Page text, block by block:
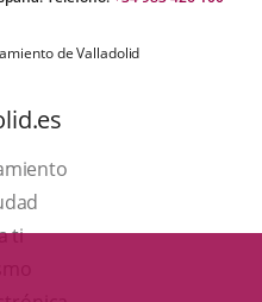
de Valladolid
ti